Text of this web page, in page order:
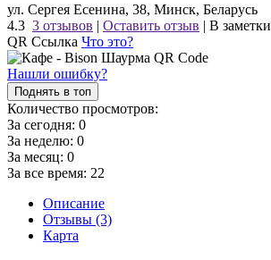
ул. Сергея Есенина, 38, Минск, Беларусь
4.3 3 отзывов | Оставить отзыв | В заметки
QR Ссылка Что это?
Нашли ошибку?
Поднять в топ
Количество просмотров:
За сегодня: 0
За неделю: 0
За месяц: 0
За все время: 22
Описание
Отзывы (3)
Карта